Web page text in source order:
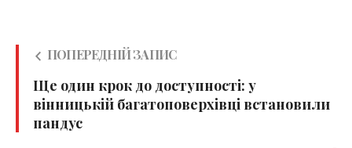
ПОПЕРЕДНІЙ ЗАПИС
Ще один крок до доступності: у
вінницькій багатоповерхівці встановили
пандус